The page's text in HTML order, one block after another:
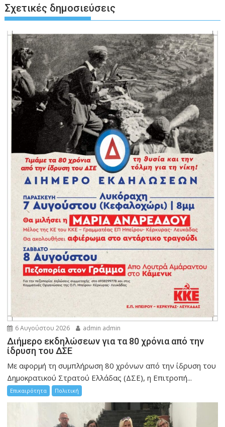
Σχετικές δημοσιεύσεις
6 Αυγούστου 2026 admin admin
Διήμερο εκδηλώσεων για τα 80 χρόνια από την
ίδρυση του ΔΣΕ
Με αφορμή τη συμπλήρωση 80 χρόνων από την ίδρυση του
Δημοκρατικού Στρατού Ελλάδας (ΔΣΕ), η Επιτροπή...
Επικαιρότητα Πολιτική